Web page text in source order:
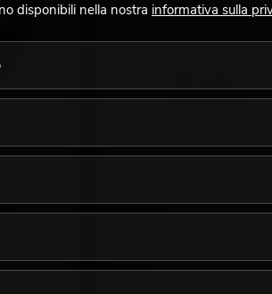
No. 58000385
disponibili nella nostra informativa sulla